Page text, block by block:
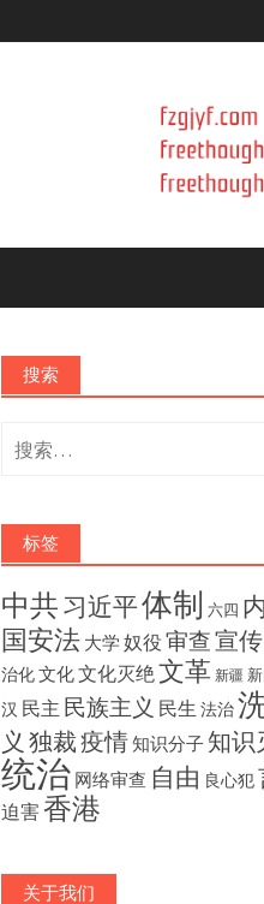
搜索
搜
索：
标签
中共习近平体制 六四
国安法 大学 奴役 审查宣传
治化文化文化灭绝文革 新疆
汉 民主 民族主义 民生 法治
义 独裁疫情知识分子 知识
统治 网络审查 自由 良心犯
迫害香港
关于我们